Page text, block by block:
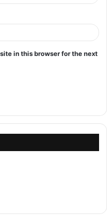
in this browser for the next